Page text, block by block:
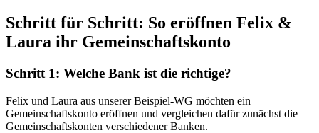
Schritt für Schritt: So eröffnen Felix &
Laura ihr Gemeinschaftskonto
Schritt 1: Welche Bank ist die richtige?
Felix und Laura aus unserer Beispiel-WG möchten ein
Gemeinschaftskonto eröffnen und vergleichen dafür zunächst die
Gemeinschaftskonten verschiedener Banken.